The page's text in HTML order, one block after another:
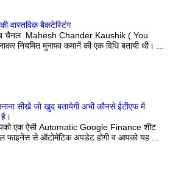
वास्तविक बैकटेस्टिंग
चैनल Mahesh Chander Kaushik ( You
नियमित मुनाफा कमानें की एक विधि बतायी थी। ...
सीखें जो खुद बतायेगी अभी कौनसे ईटीएफ में
एक ऐसी Automatic Google Finance शीट
फाइनेंस से ऑटोमेटिक अपडेट होगी व आपको यह ...